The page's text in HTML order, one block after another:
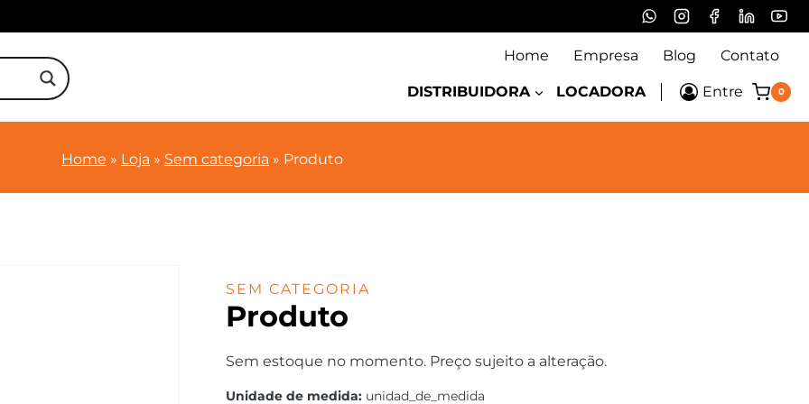
Home Empresa Blog Contato
DISTRIBUIDORA LOCADORA Entre 0
Home » Loja » Sem categoria » Produto
SEM CATEGORIA
Produto
Sem estoque no momento. Preço sujeito a alteração.
Unidade de medida:unidad_de_medida